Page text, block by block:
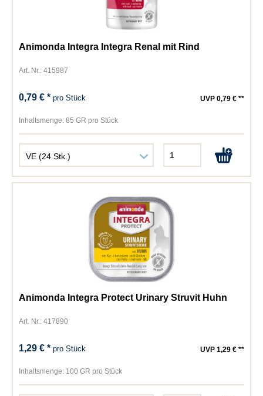
Animonda Integra Integra Renal mit Rind
Art. Nr.: 415987
0,79 € *pro Stück UVP 0,79 € **
Inhaltsmenge: 85 GR pro Stück
Animonda Integra Protect Urinary Struvit Huhn
Art. Nr.: 417890
1,29 € *pro Stück UVP 1,29 € **
Inhaltsmenge: 100 GR pro Stück